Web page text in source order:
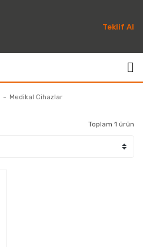
Teklif Al
Medikal Cihazlar
Toplam 1 ürün